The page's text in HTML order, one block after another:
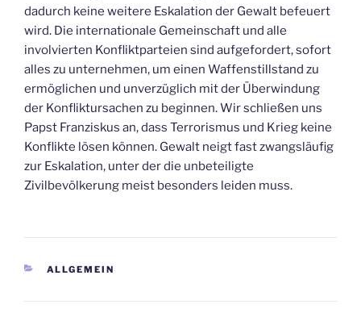
dadurch keine weitere Eskalation der Gewalt befeuert
wird. Die internationale Gemeinschaft und alle
involvierten Konfliktparteien sind aufgefordert, sofort
alles zu unternehmen, um einen Waffenstillstand zu
ermöglichen und unverzüglich mit der Überwindung
der Konfliktursachen zu beginnen. Wir schließen uns
Papst Franziskus an, dass Terrorismus und Krieg keine
Konflikte lösen können. Gewalt neigt fast zwangsläufig
zur Eskalation, unter der die unbeteiligte
Zivilbevölkerung meist besonders leiden muss.
KATEGORIEN
ALLGEMEIN